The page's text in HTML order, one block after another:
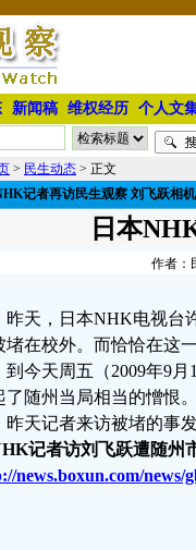
新闻稿 维权经历 个人文
> 民生动态 > 正文
记者再访民生观察 刘飞跃相
日本
作者：
昨天，日本NHK电视台
堵在校外。而恰恰在这
到今天周五（2009年9
了随州当局相当的憎恨
昨天记者来访被堵的事
记者访刘飞跃遭随州
news.boxun.com/news/